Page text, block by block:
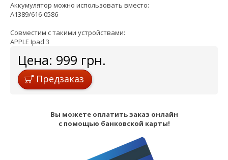
Аккумулятор можно использовать вместо:
A1389/616-0586
Совместим с такими устройствами:
APPLE Ipad 3
Цена: 999 грн.
Предзаказ
Вы можете оплатить заказ онлайн
с помощью банковской карты!